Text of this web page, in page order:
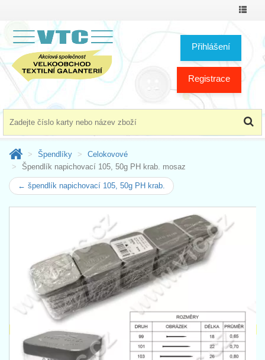
Přihlášení
Registrace
Špendlíky
Celokovové
Špendlík napichovací 105, 50g PH krab. mosaz
← špendlík napichovací 105, 50g PH krab.